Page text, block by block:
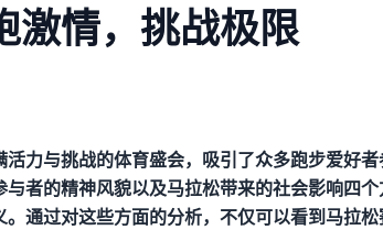
激情，挑战极限
力与挑战的体育盛会，吸引了众多跑步爱好
者的精神风貌以及马拉松带来的社会影响四
通过对这些方面的分析，不仅可以看到马拉